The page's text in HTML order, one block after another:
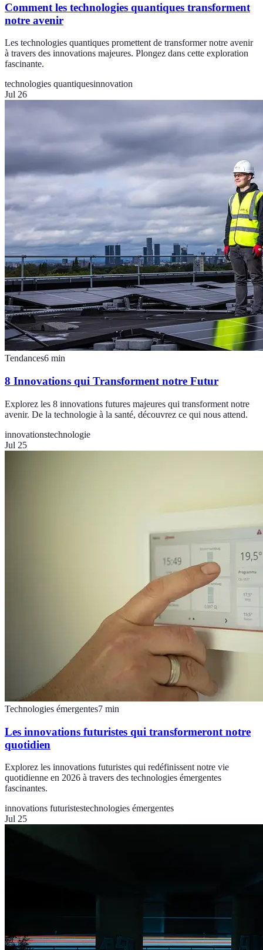
Comment les technologies quantiques transforment
notre avenir
Les technologies quantiques promettent de transformer notre avenir
à travers des innovations majeures. Plongez dans cette exploration
fascinante.
technologies quantiquesinnovation
Jul 26
Tendances6 min
8 Innovations qui Transforment notre Futur
Explorez les 8 innovations futures majeures qui transforment notre
avenir. De la technologie à la santé, découvrez ce qui nous attend.
innovationstechnologie
Jul 25
Technologies émergentes7 min
Les innovations futuristes qui transformeront notre
quotidien
Explorez les innovations futuristes qui redéfinissent notre vie
quotidienne en 2026 à travers des technologies émergentes
fascinantes.
innovations futuristestechnologies émergentes
Jul 25